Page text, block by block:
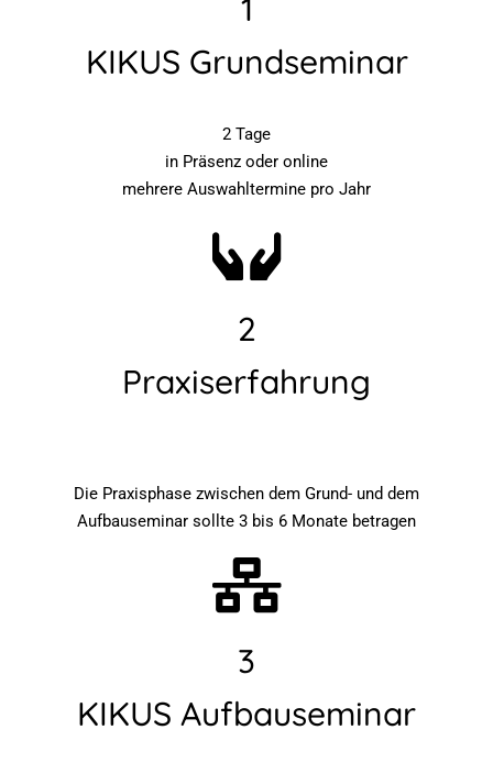
1
KIKUS Grundseminar
2 Tage
in Präsenz oder online
mehrere Auswahltermine pro Jahr
2
Praxiserfahrung
Die Praxisphase zwischen dem Grund- und dem
Aufbauseminar sollte 3 bis 6 Monate betragen
3
KIKUS Aufbauseminar